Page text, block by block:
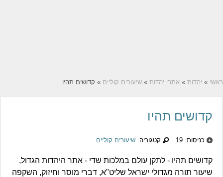
ראשי » יהדות » אתרי יהדות » שיעורים קוליים » קדושים תהיו
קדושים תהיו
כניסות: 19 קטגוריה: שיעורים קוליים
קדושים תהיו - לתקן עולם במלכות שדי - אתר היהדות הגדול,
שיעור תורה מגדולי ישראל שליט"א, דברי מוסר וחיזוק, השקפה